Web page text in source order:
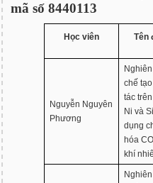
mã số 8440113
Học viên Tên
Nguyễn Nguyên
Phương
chế
tác
Ni và
dụng
hóa
khí